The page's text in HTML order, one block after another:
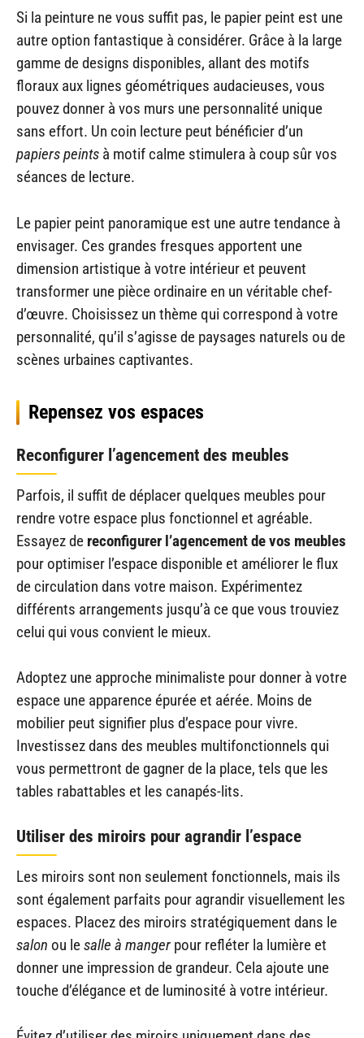
Si la peinture ne vous suffit pas, le papier peint est une
autre option fantastique à considérer. Grâce à la large
gamme de designs disponibles, allant des motifs
floraux aux lignes géométriques audacieuses, vous
pouvez donner à vos murs une personnalité unique
sans effort. Un coin lecture peut bénéficier d’un
papiers peints à motif calme stimulera à coup sûr vos
séances de lecture.
Le papier peint panoramique est une autre tendance à
envisager. Ces grandes fresques apportent une
dimension artistique à votre intérieur et peuvent
transformer une pièce ordinaire en un véritable chef-
d’œuvre. Choisissez un thème qui correspond à votre
personnalité, qu’il s’agisse de paysages naturels ou de
scènes urbaines captivantes.
Repensez vos espaces
Reconfigurer l’agencement des meubles
Parfois, il suffit de déplacer quelques meubles pour
rendre votre espace plus fonctionnel et agréable.
Essayez de reconfigurer l’agencement de vos meubles
pour optimiser l’espace disponible et améliorer le flux
de circulation dans votre maison. Expérimentez
différents arrangements jusqu’à ce que vous trouviez
celui qui vous convient le mieux.
Adoptez une approche minimaliste pour donner à votre
espace une apparence épurée et aérée. Moins de
mobilier peut signifier plus d’espace pour vivre.
Investissez dans des meubles multifonctionnels qui
vous permettront de gagner de la place, tels que les
tables rabattables et les canapés-lits.
Utiliser des miroirs pour agrandir l’espace
Les miroirs sont non seulement fonctionnels, mais ils
sont également parfaits pour agrandir visuellement les
espaces. Placez des miroirs stratégiquement dans le
salon ou lesalle à manger pour refléter la lumière et
donner une impression de grandeur. Cela ajoute une
touche d’élégance et de luminosité à votre intérieur.